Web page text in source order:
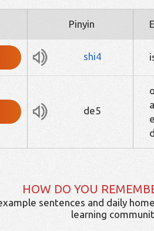
Pinyin
shi4
de5
HOW DO YOU
sentences and daily
learning